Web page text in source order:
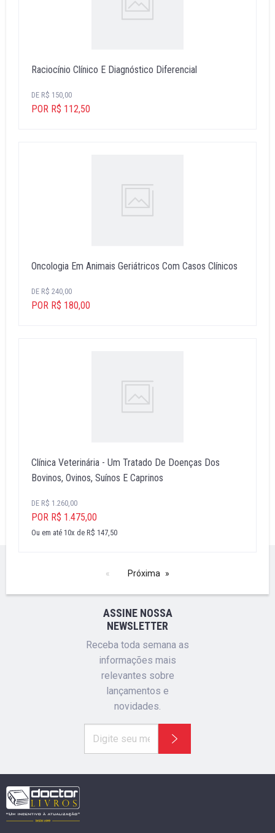
Raciocínio Clínico E Diagnóstico Diferencial
DE R$ 150,00
POR R$ 112,50
Oncologia Em Animais Geriátricos Com Casos Clínicos
DE R$ 240,00
POR R$ 180,00
Clínica Veterinária - Um Tratado De Doenças Dos
Bovinos, Ovinos, Suínos E Caprinos
DE R$ 1.260,00
POR R$ 1.475,00
Ou em até 10x de R$ 147,50
Próxima
ASSINE NOSSA
NEWSLETTER
Receba toda semana as
informações mais
relevantes sobre
lançamentos e
novidades.